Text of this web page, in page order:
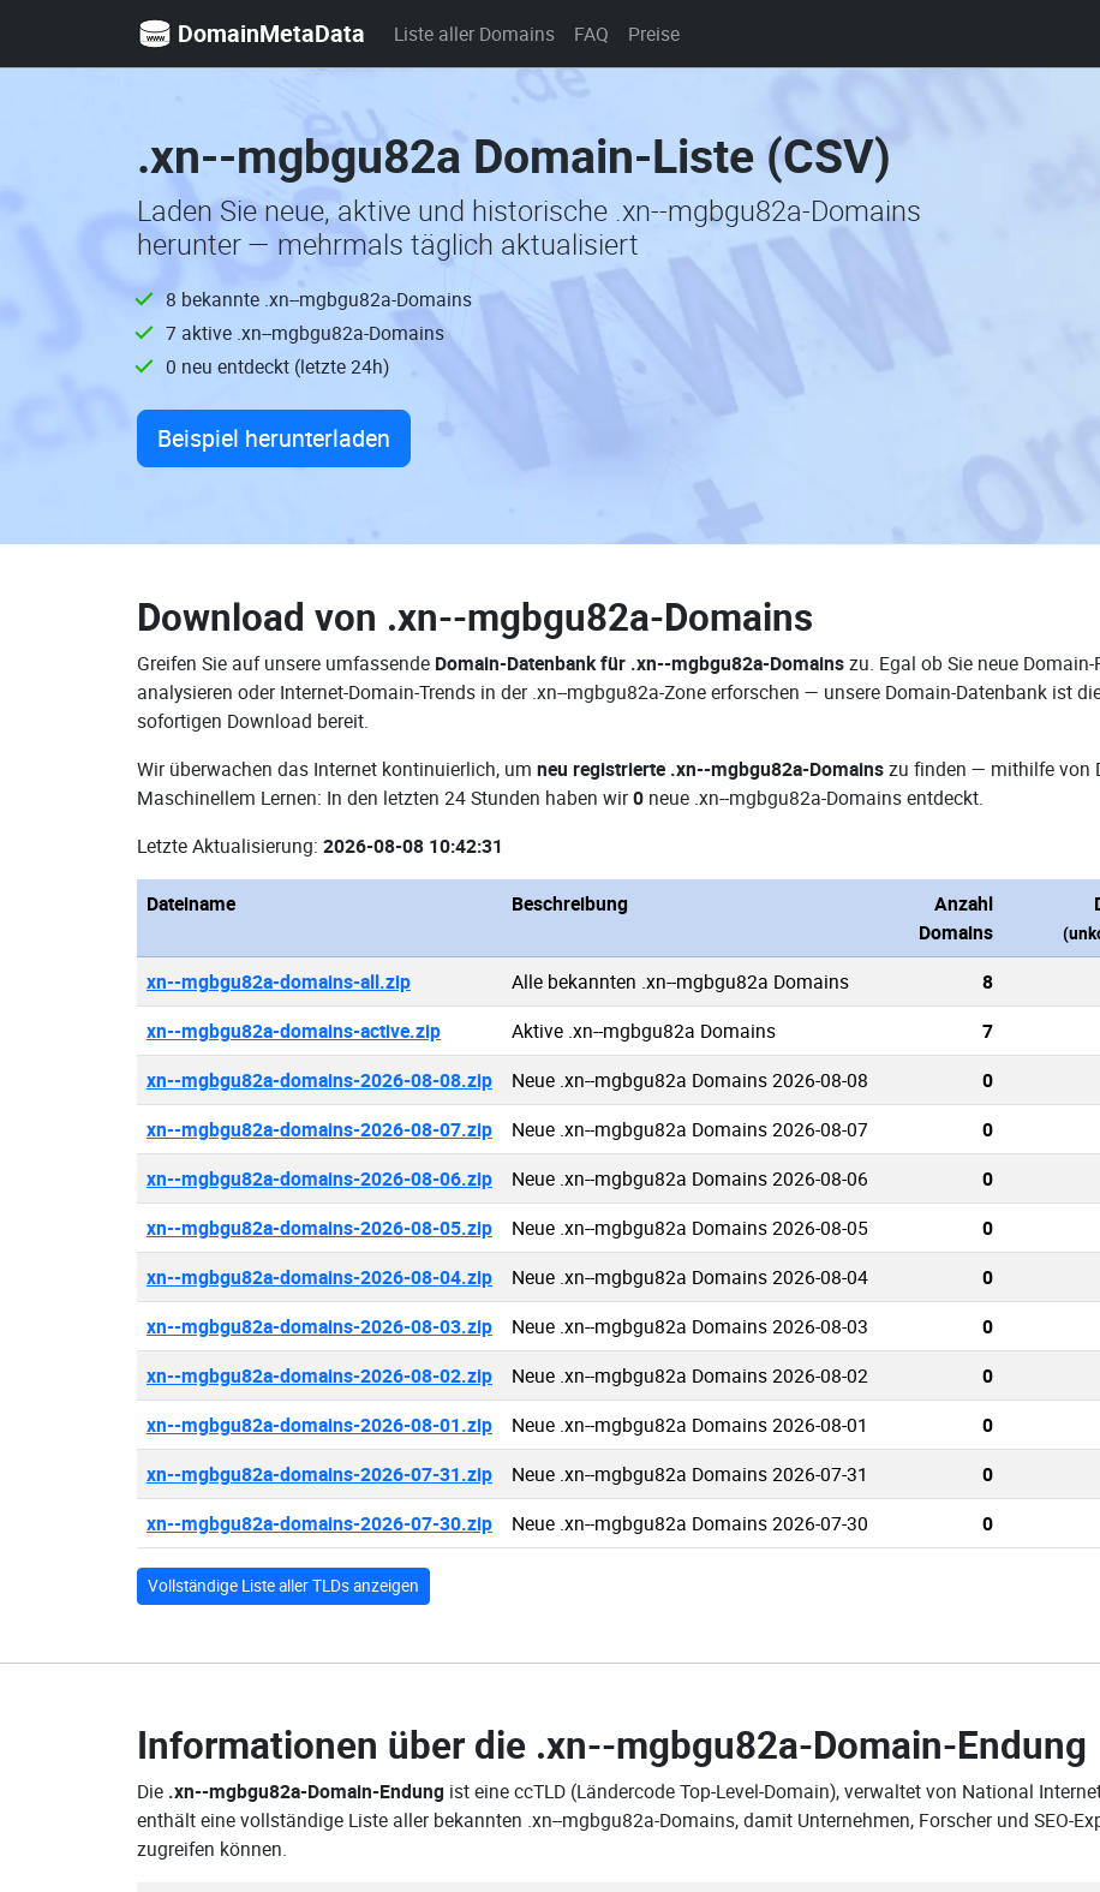
DomainMetaData Liste aller Domains FAQ Preise
.xn--mgbgu82a Domain-Liste (CSV)
Laden Sie neue, aktive und historische .xn--mgbgu82a-Domains
herunter — mehrmals täglich aktualisiert
8 bekannte .xn--mgbgu82a-Domains
7 aktive .xn--mgbgu82a-Domains
0 neu entdeckt (letzte 24h)
Beispiel herunterladen
Download von .xn--mgbgu82a-Domains
Greifen Sie auf unsere umfassende Domain-Datenbank für .xn--mgbgu82a-Domainszu. Egal ob Sie neue
analysieren oder Internet-Domain-Trends in der .xn--mgbgu82a-Zone erforschen — unsere Domain-Datenbank ist
sofortigen Download bereit.
Wir überwachen das Internet kontinuierlich, um neu registrierte .xn--mgbgu82a-Domainszu finden — mithilfe von
Maschinellem Lernen: In den letzten 24 Stunden haben wir0 neue .xn--mgbgu82a-Domains entdeckt.
Letzte Aktualisierung: 2026-08-08 10:42:31
Dateiname Beschreibung
Anzahl
Domains
xn--mgbgu82a-domains-all.zip Alle bekannten .xn--mgbgu82a Domains 8
xn--mgbgu82a-domains-active.zip Aktive .xn--mgbgu82a Domains 7
xn--mgbgu82a-domains-2026-08-08.zip Neue .xn--mgbgu82a Domains 2026-08-08 0
xn--mgbgu82a-domains-2026-08-07.zip Neue .xn--mgbgu82a Domains 2026-08-07 0
xn--mgbgu82a-domains-2026-08-06.zip Neue .xn--mgbgu82a Domains 2026-08-06 0
xn--mgbgu82a-domains-2026-08-05.zip Neue .xn--mgbgu82a Domains 2026-08-05 0
xn--mgbgu82a-domains-2026-08-04.zip Neue .xn--mgbgu82a Domains 2026-08-04 0
xn--mgbgu82a-domains-2026-08-03.zip Neue .xn--mgbgu82a Domains 2026-08-03 0
xn--mgbgu82a-domains-2026-08-02.zip Neue .xn--mgbgu82a Domains 2026-08-02 0
xn--mgbgu82a-domains-2026-08-01.zip Neue .xn--mgbgu82a Domains 2026-08-01 0
xn--mgbgu82a-domains-2026-07-31.zip Neue .xn--mgbgu82a Domains 2026-07-31 0
xn--mgbgu82a-domains-2026-07-30.zip Neue .xn--mgbgu82a Domains 2026-07-30 0
Vollständige Liste aller TLDs anzeigen
Informationen über die .xn--mgbgu82a-Domain-Endung
Die .xn--mgbgu82a-Domain-Endung ist eine ccTLD (Ländercode Top-Level-Domain), verwaltet von National
enthält eine vollständige Liste aller bekannten .xn--mgbgu82a-Domains, damit Unternehmen, Forscher und SEO-
zugreifen können.